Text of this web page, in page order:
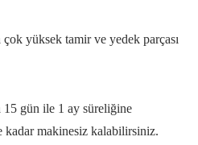
yüksek tamir ve yedek parçası
gün ile 1 ay süreliğine
kadar makinesiz kalabilirsiniz.